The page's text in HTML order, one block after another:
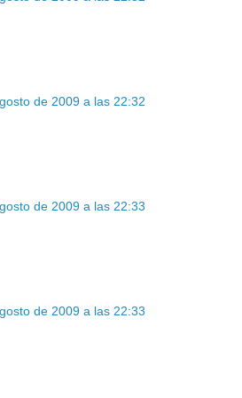
de 2009 a las 22:32
de 2009 a las 22:33
de 2009 a las 22:33